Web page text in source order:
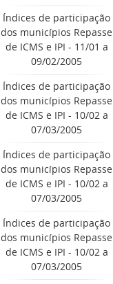
Índices de participação
dos municípios Repasse
de ICMS e IPI - 11/01 a
09/02/2005
Índices de participação
dos municípios Repasse
de ICMS e IPI - 10/02 a
07/03/2005
Índices de participação
dos municípios Repasse
de ICMS e IPI - 10/02 a
07/03/2005
Índices de participação
dos municípios Repasse
de ICMS e IPI - 10/02 a
07/03/2005